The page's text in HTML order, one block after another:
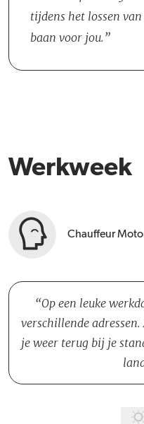
tijdens het lossen
baan voor jou.
Werkweek
Chauffeur
Op een leuke
verschillende
je weer terug bij je